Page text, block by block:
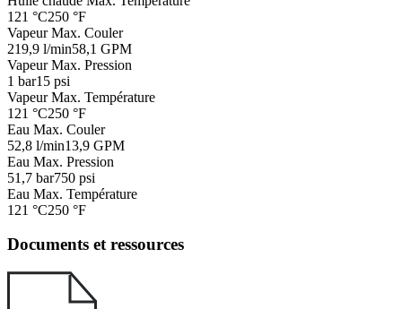
121 °C250 °F
Vapeur Max. Couler
219,9 l/min58,1 GPM
Vapeur Max. Pression
1 bar15 psi
Vapeur Max. Température
121 °C250 °F
Eau Max. Couler
52,8 l/min13,9 GPM
Eau Max. Pression
51,7 bar750 psi
Eau Max. Température
121 °C250 °F
Documents et ressources